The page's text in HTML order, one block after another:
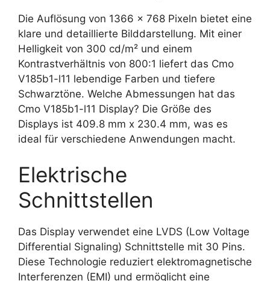
Die Auflösung von 1366 x 768 Pixeln bietet eine
klare und detaillierte Bilddarstellung. Mit einer
Helligkeit von 300 cd/m² und einem
Kontrastverhältnis von 800:1 liefert das Cmo
V185b1-l11 lebendige Farben und tiefere
Schwarztöne. Welche Abmessungen hat das
Cmo V185b1-l11 Display? Die Größe des
Displays ist 409.8 mm x 230.4 mm, was es
ideal für verschiedene Anwendungen macht.
Elektrische
Schnittstellen
Das Display verwendet eine LVDS (Low Voltage
Differential Signaling) Schnittstelle mit 30 Pins.
Diese Technologie reduziert elektromagnetische
Interferenzen (EMI) und ermöglicht eine